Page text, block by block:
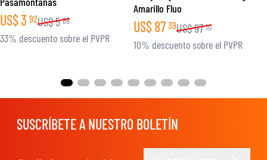
US$3 92US$5 88
33% descuento sobre el PVPR
Amarillo Fluo
US$87 39US$97 10
10% descuento sobre el PVPR
SUSCRÍBETE A NUESTRO BOLETÍN